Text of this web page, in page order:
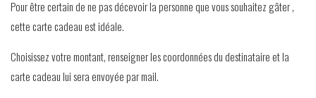
Pour être certain de ne pas décevoir la personne que vous souhaitez gâter ,
cette carte cadeau est idéale.
Choisissez votre montant, renseigner les coordonnées du destinataire et la
carte cadeau lui sera envoyée par mail.